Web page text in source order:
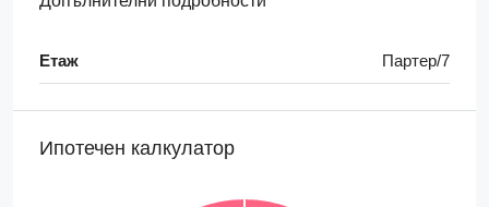
Етаж Партер/7
Ипотечен калкулатор